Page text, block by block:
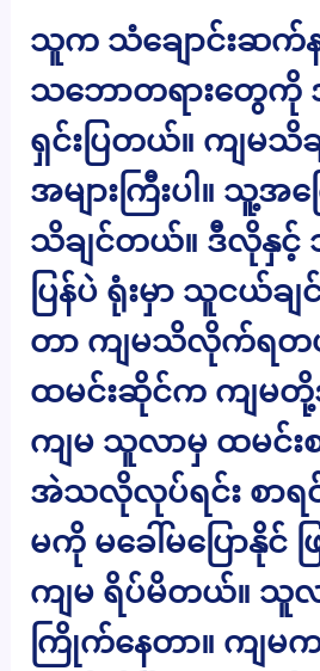
သူက သံချောင်းဆက်
သဘောတရားတွေကို အ
ရှင်းပြတယ်။ ကျမသိ
အများကြီးပါ။ သူ့အ
သိချင်တယ်။ ဒီလိုနှ
ပြန်ပဲ ရုံးမှာ သူငယ်ချ
တာ ကျမသိလိုက်ရတ
ထမင်းဆိုင်က ကျမတို့
ကျမ သူလာမှ ထမင်
အဲသလိုလုပ်ရင်း စာရ
မကို မခေါ်မပြောနိုင်
ကျမ ရိပ်မိတယ်။ သူ
ကြိုက်နေတာ။ ကျ